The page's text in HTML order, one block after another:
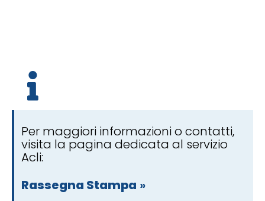
Per maggiori informazioni o contatti,
visita la pagina dedicata al servizio
Acli:
Rassegna Stampa »